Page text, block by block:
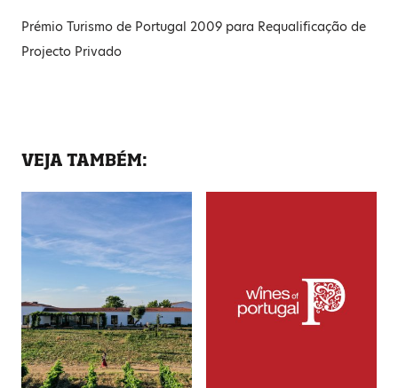
Prémio Turismo de Portugal 2009 para Requalificação de
Projecto Privado
VEJA TAMBÉM: